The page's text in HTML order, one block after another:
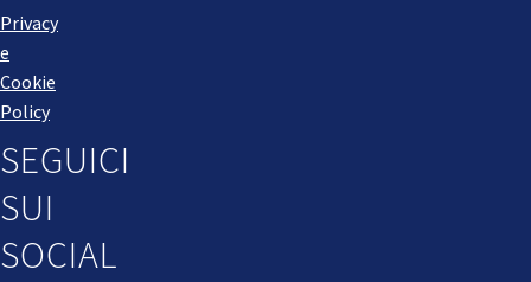
Privacy
e
Cookie
Policy
SEGUICI
SUI
SOCIAL